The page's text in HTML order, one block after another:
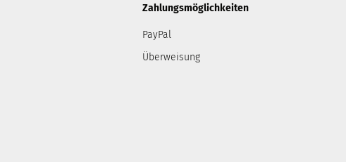
Zahlungsmöglichkeiten
PayPal
Überweisung